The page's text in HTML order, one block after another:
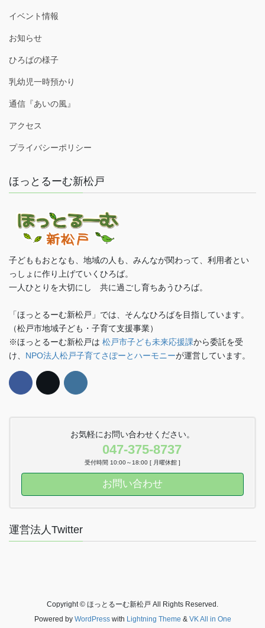
イベント情報
お知らせ
ひろばの様子
乳幼児一時預かり
通信『あいの風』
アクセス
プライバシーポリシー
ほっとるーむ新松戸
子どももおとなも、地域の人も、みんなが関わって、利用者とい
っしょに作り上げていくひろば。
一人ひとりを大切にし 共に過ごし育ちあうひろば。
「ほっとるーむ新松戸」では、そんなひろばを目指しています。
（松戸市地域子ども・子育て支援事業）
※ほっとるーむ新松戸は 松戸市子ども未来応援課から委託を受
け、 NPO法人松戸子育てさぽーとハーモニーが運営しています。
お気軽にお問い合わせください。
047-375-8737
受付時間 10:00～18:00 [ 月曜休館 ]
お問い合わせ
運営法人Twitter
Copyright © ほっとるーむ新松戸 All Rights Reserved.
Powered by WordPresswith Lightning Theme & VK All in One